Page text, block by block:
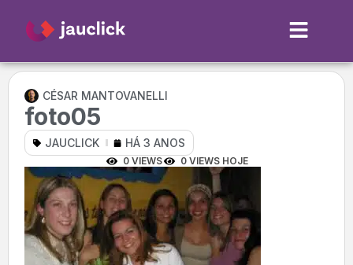
CÉSAR MANTOVANELLI
foto05
JAUCLICK HÁ 3 ANOS
0 VIEWS 0 VIEWS HOJE